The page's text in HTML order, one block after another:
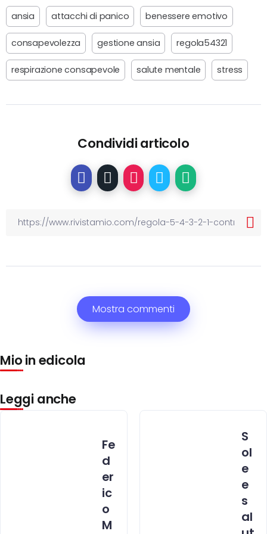
ansia attacchi di panico benessere emotivo
consapevolezza gestione ansia regola54321
respirazione consapevole salute mentale stress
Condividi articolo
Mostra commenti
Mio in edicola
Leggi anche
Fe
d
er
ic
o
M
S
ol
e
e
s
al